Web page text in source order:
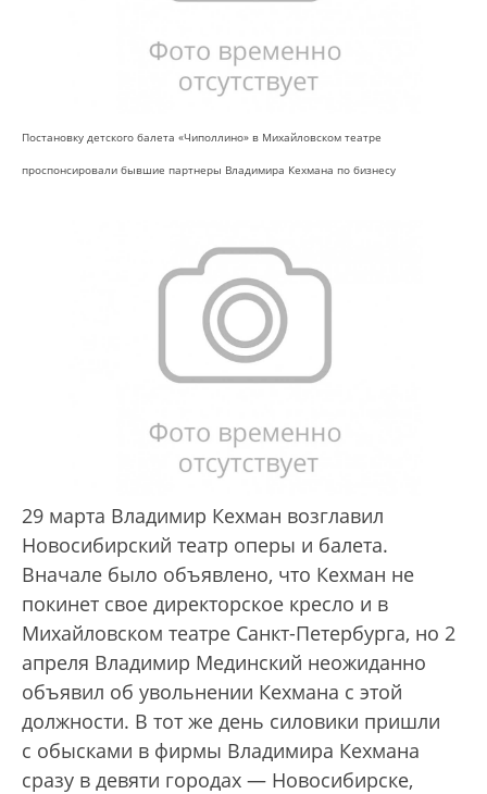
Постановку детского балета «Чиполлино» в Михайловском театре
проспонсировали бывшие партнеры Владимира Кехмана по бизнесу
29 марта Владимир Кехман возглавил
Новосибирский театр оперы и балета.
Вначале было объявлено, что Кехман не
покинет свое директорское кресло и в
Михайловском театре Санкт-Петербурга, но 2
апреля Владимир Мединский неожиданно
объявил об увольнении Кехмана с этой
должности. В тот же день силовики пришли
с обысками в фирмы Владимира Кехмана
сразу в девяти городах — Новосибирске,